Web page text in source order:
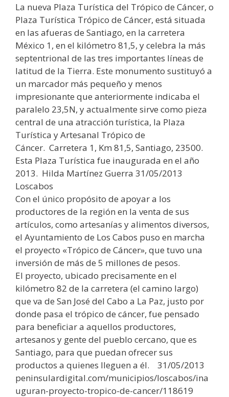
La nueva Plaza Turística del Trópico de Cáncer, o
Plaza Turística Trópico de Cáncer, está situada
en las afueras de Santiago, en la carretera
México 1, en el kilómetro 81,5, y celebra la más
septentrional de las tres importantes líneas de
latitud de la Tierra. Este monumento sustituyó a
un marcador más pequeño y menos
impresionante que anteriormente indicaba el
paralelo 23,5N, y actualmente sirve como pieza
central de una atracción turística, la Plaza
Turística y Artesanal Trópico de
Cáncer. Carretera 1, Km 81,5, Santiago, 23500.
Esta Plaza Turística fue inaugurada en el año
2013. Hilda Martínez Guerra 31/05/2013
Loscabos
Con el único propósito de apoyar a los
productores de la región en la venta de sus
artículos, como artesanías y alimentos diversos,
el Ayuntamiento de Los Cabos puso en marcha
el proyecto «Trópico de Cáncer», que tuvo una
inversión de más de 5 millones de pesos.
El proyecto, ubicado precisamente en el
kilómetro 82 de la carretera (el camino largo)
que va de San José del Cabo a La Paz, justo por
donde pasa el trópico de cáncer, fue pensado
para beneficiar a aquellos productores,
artesanos y gente del pueblo cercano, que es
Santiago, para que puedan ofrecer sus
productos a quienes lleguen a él. 31/05/2013
peninsulardigital.com/municipios/loscabos/ina
uguran-proyecto-tropico-de-cancer/118619